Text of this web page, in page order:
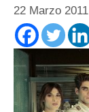
22 Marzo 2011